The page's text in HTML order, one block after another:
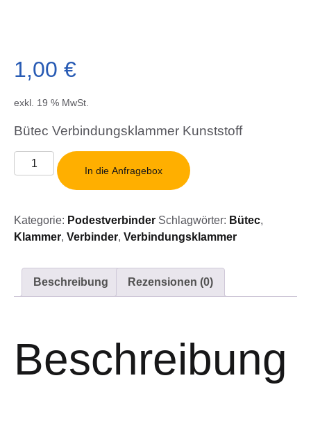
1,00 €
exkl. 19 % MwSt.
Bütec Verbindungsklammer Kunststoff
Bütec
VerbindungsklammerIn die Anfragebox
Kategorie: Podestverbinder Schlagwörter: Bütec,
Klammer, Verbinder, Verbindungsklammer
Beschreibung Rezensionen (0)
Beschreibung